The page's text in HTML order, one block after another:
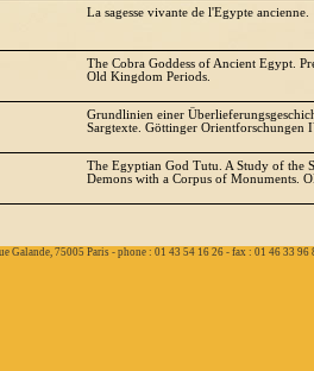
La sagesse vivante de l'Egypte ancienne.
The Cobra Goddess of Ancient Egypt.
Old Kingdom Periods.
Grundlinien einer
Sargtexte. Göttinger Orientforschungen
The Egyptian God Tutu. A Study of the
Demons with a Corpus of Monuments.
Galande, 75005 Paris - phone : 01 43 54 16 26 - fax : 01 46 33